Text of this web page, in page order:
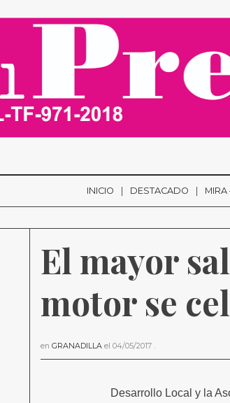
INICIO DESTACADO MIRA
El mayor
motor se
en GRANADILLA el 04/05/2017 .
Desarrollo Local y la